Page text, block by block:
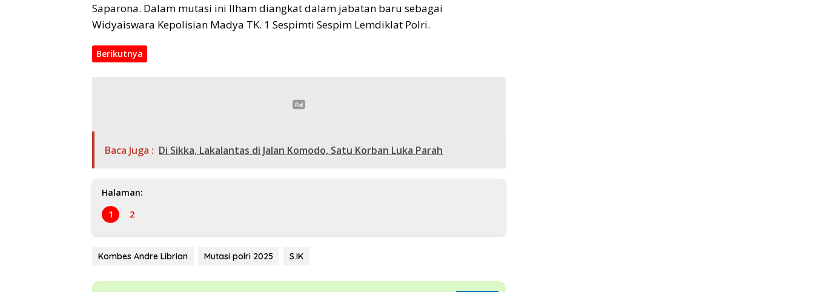
Saparona. Dalam mutasi ini Ilham diangkat dalam jabatan baru sebagai
Widyaiswara Kepolisian Madya TK. 1 Sespimti Sespim Lemdiklat Polri.
Berikutnya
Baca Juga : Di Sikka, Lakalantas di Jalan Komodo, Satu Korban Luka Parah
Halaman:
1
2
Kombes Andre Librian Mutasi polri 2025 S.IK